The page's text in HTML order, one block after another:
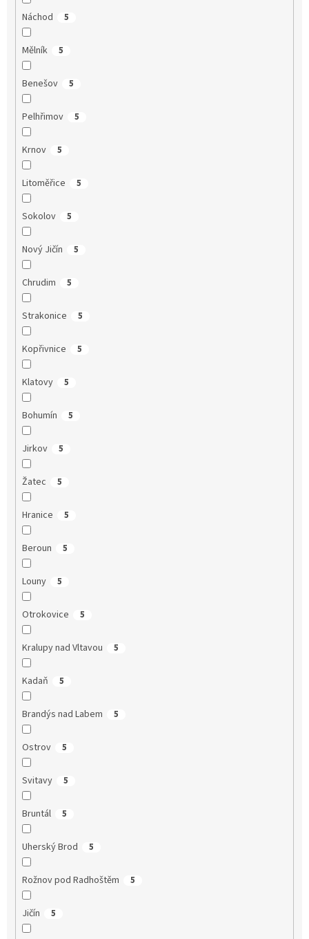
Náchod 5
Mělník 5
Benešov 5
Pelhřimov 5
Krnov 5
Litoměřice 5
Sokolov 5
Nový Jičín 5
Chrudim 5
Strakonice 5
Kopřivnice 5
Klatovy 5
Bohumín 5
Jirkov 5
Žatec 5
Hranice 5
Beroun 5
Louny 5
Otrokovice 5
Kralupy nad Vltavou 5
Kadaň 5
Brandýs nad Labem 5
Ostrov 5
Svitavy 5
Bruntál 5
Uherský Brod 5
Rožnov pod Radhoštěm 5
Jičín 5